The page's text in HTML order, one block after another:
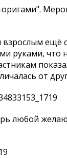
оригами".
ещё
руками, что
от
любой